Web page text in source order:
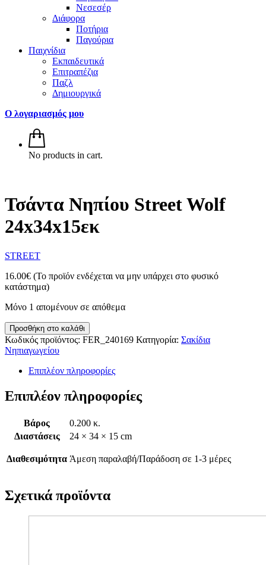
Νεσεσέρ
Διάφορα
Ποτήρια
Παγούρια
Παιχνίδια
Εκπαιδευτικά
Επιτραπέζια
Παζλ
Δημιουργικά
Ο λογαριασμός μου
No products in cart.
Τσάντα Νηπίου Street Wolf
24x34x15εκ
STREET
16.00€ (Το προϊόν ενδέχεται να μην υπάρχει στο φυσικό
κατάστημα)
Μόνο 1 απομένουν σε απόθεμα
Τσάντα
Νηπίου
Street
Wolf
24x34x15εκ
Προσθήκη στο καλάθι
Κωδικός προϊόντος: FER_240169 Κατηγορία: Σακίδια
Νηπιαγωγείου
Επιπλέον πληροφορίες
Επιπλέον πληροφορίες
Βάρος
0.200 κ.
Διαστάσεις
24 × 34 × 15 cm
Διαθεσιμότητα Άμεση παραλαβή/Παράδοση σε 1-3 μέρες
Σχετικά προϊόντα